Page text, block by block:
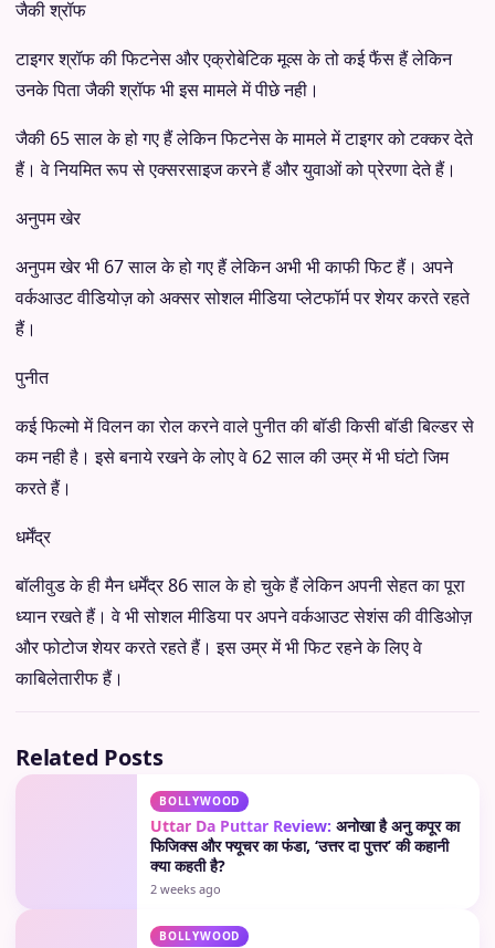
जैकी श्रॉफ
टाइगर श्रॉफ की फिटनेस और एक्रोबेटिक मूव्स के तो कई फैंस हैं लेकिन
उनके पिता जैकी श्रॉफ भी इस मामले में पीछे नही।
जैकी 65 साल के हो गए हैं लेकिन फिटनेस के मामले में टाइगर को टक्कर देते
हैं। वे नियमित रूप से एक्सरसाइज करने हैं और युवाओं को प्रेरणा देते हैं।
अनुपम खेर
अनुपम खेर भी 67 साल के हो गए हैं लेकिन अभी भी काफी फिट हैं। अपने
वर्कआउट वीडियोज़ को अक्सर सोशल मीडिया प्लेटफॉर्म पर शेयर करते रहते
हैं।
पुनीत
कई फिल्मो में विलन का रोल करने वाले पुनीत की बॉडी किसी बॉडी बिल्डर से
कम नही है। इसे बनाये रखने के लोए वे 62 साल की उम्र में भी घंटो जिम
करते हैं।
धर्मेंद्र
बॉलीवुड के ही मैन धर्मेंद्र 86 साल के हो चुके हैं लेकिन अपनी सेहत का पूरा
ध्यान रखते हैं। वे भी सोशल मीडिया पर अपने वर्कआउट सेशंस की वीडिओज़
और फोटोज शेयर करते रहते हैं। इस उम्र में भी फिट रहने के लिए वे
काबिलेतारीफ हैं।
Related Posts
BOLLYWOOD
Uttar Da Puttar Review: अनोखा है अनु कपूर का
फिजिक्स और फ्यूचर का फंडा, ‘उत्तर दा पुत्तर’ की कहानी
क्या कहती है?
2 weeks ago
BOLLYWOOD